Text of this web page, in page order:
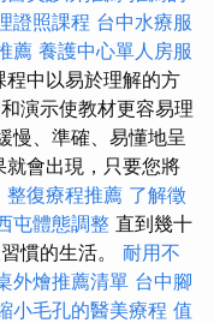
證照課程 台中水療服
薦 養護中心單人房服
中以易於理解的方
演示使教材更容易理
慢、準確、易懂地呈
會出現，只要您將
整復療程推薦 了解徵
屯體態調整 直到幾十
慣的生活。 耐用不
外燴推薦清單 台中腳
小毛孔的醫美療程 值